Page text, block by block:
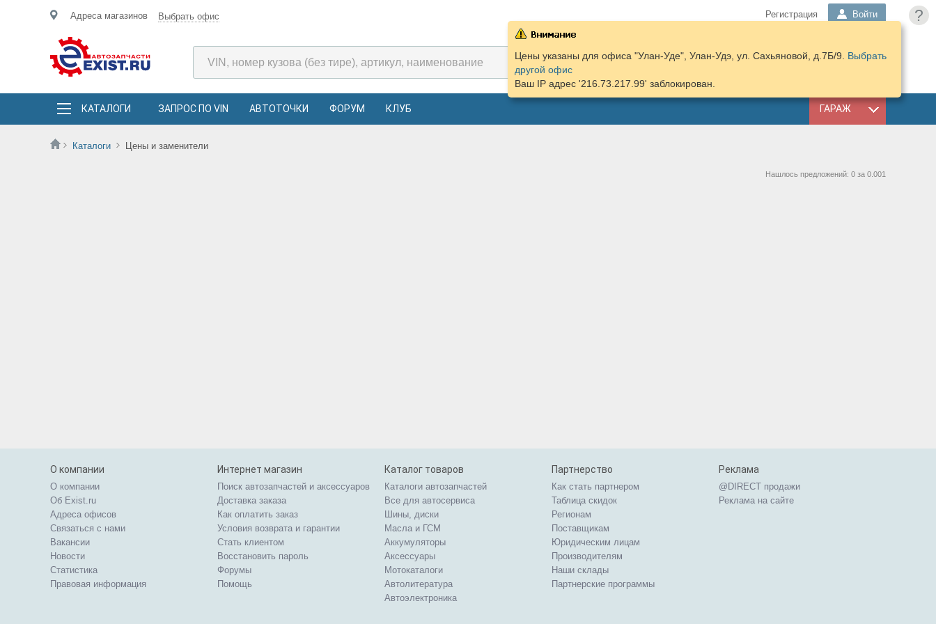
?
Адреса магазинов Выбрать офис Регистрация Войти
КОРЗИНА
ПОДОБРАТЬ
КАТАЛОГИ ЗАПРОС ПО VIN АВТОТОЧКИ ФОРУМ КЛУБ ГАРАЖ
Каталоги Цены и заменители
Цены указаны для офиса "Улан-Уде", Улан-Удэ, ул. Сахьяновой, д.7Б/9. Выбрать
другой офис
Ваш IP адрес '216.73.217.99' заблокирован.
Нашлось предложений: 0 за 0.001
О компании
О компании
Об Exist.ru
Адреса офисов
Связаться с нами
Вакансии
Новости
Статистика
Правовая информация
Интернет магазин
Поиск автозапчастей и аксессуаров
Доставка заказа
Как оплатить заказ
Условия возврата и гарантии
Стать клиентом
Восстановить пароль
Форумы
Помощь
Каталог товаров
Каталоги автозапчастей
Все для автосервиса
Шины, диски
Масла и ГСМ
Аккумуляторы
Аксессуары
Мотокаталоги
Автолитература
Автоэлектроника
Партнерство
Как стать партнером
Таблица скидок
Регионам
Поставщикам
Юридическим лицам
Производителям
Наши склады
Партнерские программы
Реклама
@DIRECT продажи
Реклама на сайте